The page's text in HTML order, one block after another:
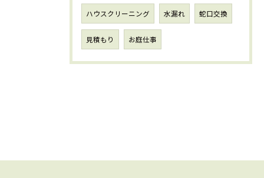
ハウスクリーニング 水漏れ 蛇口交換
見積もり お庭仕事